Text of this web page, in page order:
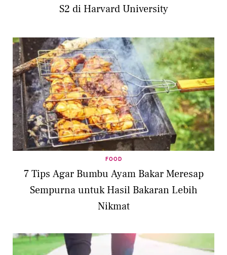
S2 di Harvard University
FOOD
7 Tips Agar Bumbu Ayam Bakar Meresap
Sempurna untuk Hasil Bakaran Lebih
Nikmat